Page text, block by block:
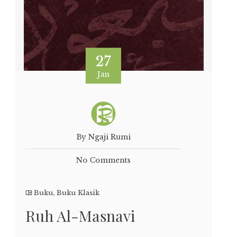
27
Jan
By Ngaji Rumi
No Comments
Buku, Buku Klasik
Ruh Al-Masnavi